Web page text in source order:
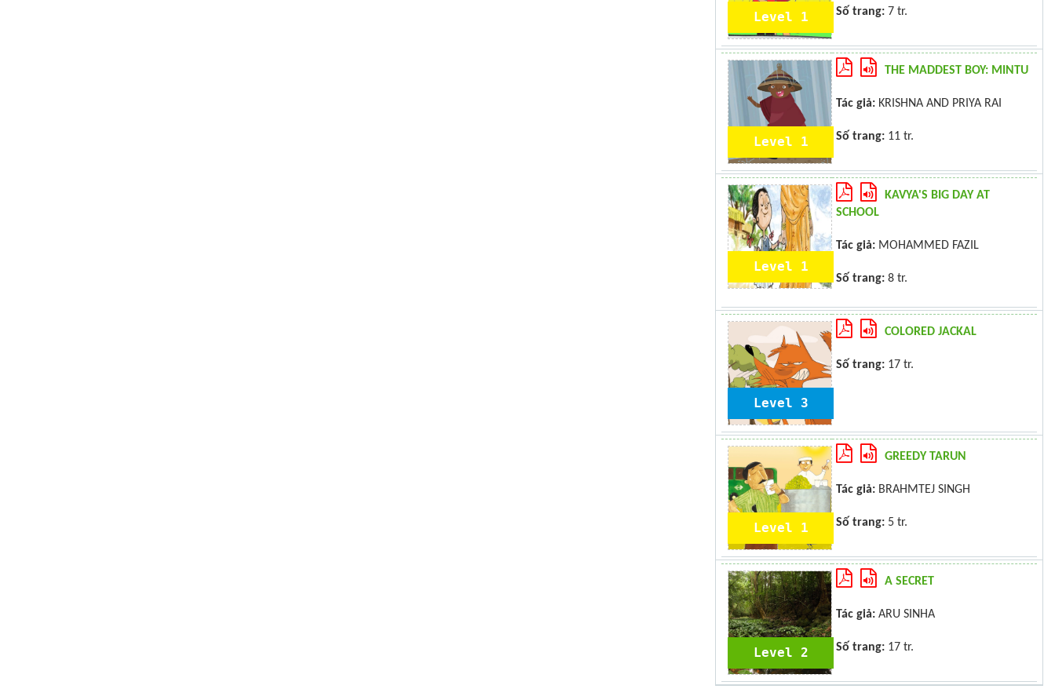
Level 1 Số trang: 7 tr.
Level 1
THE MADDEST BOY: MINTU
Tác giả: KRISHNA AND PRIYA RAI
Số trang: 11 tr.
Level 1
KAVYA'S BIG DAY AT
SCHOOL
Tác giả: MOHAMMED FAZIL
Số trang: 8 tr.
Level 3
COLORED JACKAL
Số trang: 17 tr.
Level 1
GREEDY TARUN
Tác giả: BRAHMTEJ SINGH
Số trang: 5 tr.
Level 2
A SECRET
Tác giả: ARU SINHA
Số trang: 17 tr.